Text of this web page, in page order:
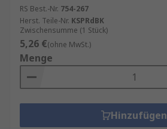
RS Best.-Nr. 754-267
Herst. Teile-Nr. KSPRdBK
Zwischensumme (1 Stück)
5,26 €(ohne MwSt.)
Menge
Hinzufügen